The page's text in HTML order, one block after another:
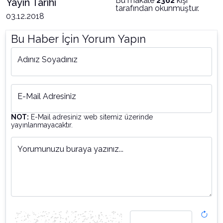
Yayın Tarihi
03.12.2018
tarafından okunmuştur.
Bu Haber İçin Yorum Yapın
Adınız Soyadınız
E-Mail Adresiniz
NOT: E-Mail adresiniz web sitemiz üzerinde
yayınlanmayacaktır.
Yorumunuzu buraya yazınız...